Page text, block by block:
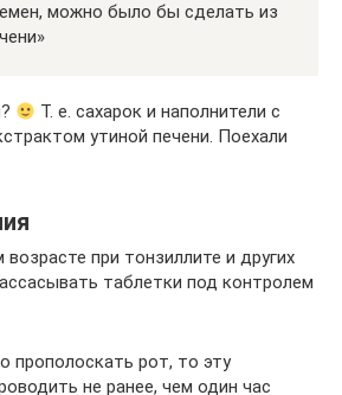
можно было бы сделать из
Т. е. сахарок и наполнители с
утиной печени. Поехали
при тонзиллите и других
таблетки под контролем
прополоскать рот, то эту
не ранее, чем один час